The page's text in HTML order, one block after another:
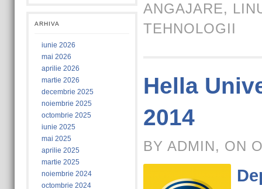
ARHIVA
iunie 2026
mai 2026
aprilie 2026
martie 2026
decembrie 2025
noiembrie 2025
octombrie 2025
iunie 2025
mai 2025
aprilie 2025
martie 2025
noiembrie 2024
octombrie 2024
ANGAJARE,
TEHNOLOGII
Hella
2014
BY ADMIN, ON